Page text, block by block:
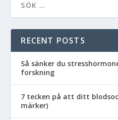
RECENT POSTS
Så sänker du
forskning
7 tecken på att ditt
märker)